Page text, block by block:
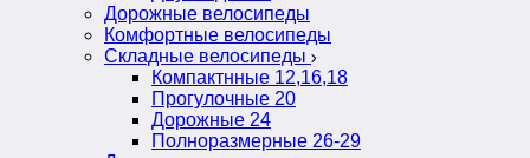
Дорожные велосипеды
Комфортные велосипеды
Складные велосипеды
Компактнные 12,16,18
Прогулочные 20
Дорожные 24
Полноразмерные 26-29